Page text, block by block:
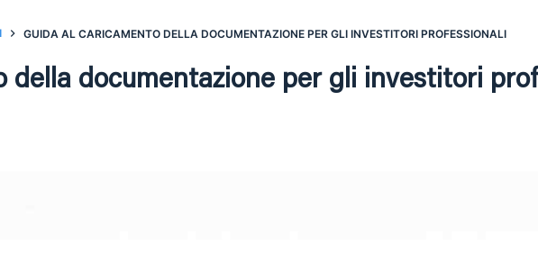
GUIDA AL CARICAMENTO DELLA DOCUMENTAZIONE PER GLI INVESTITORI PROFESSIONALI
della documentazione per gli investitori